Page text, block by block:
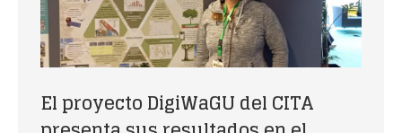
El proyecto DigiWaGU del CITA